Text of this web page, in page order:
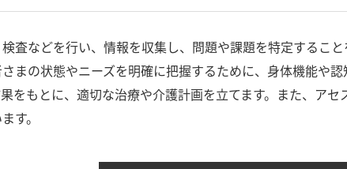
査などを行い、情報を収集し、問題や課題を特定すること
まの状態やニーズを明確に把握するために、身体機能や
をもとに、適切な治療や介護計画を立てます。また、ア
す。